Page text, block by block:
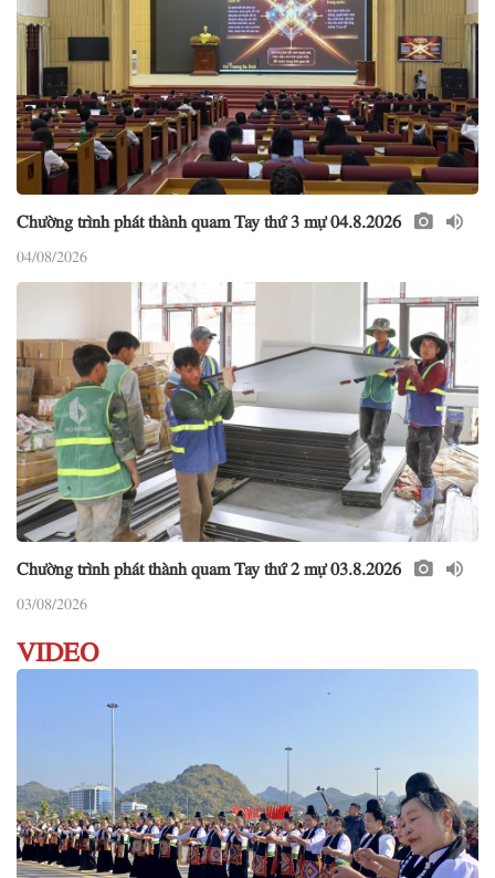
Chường trình phát thành quam Tay thứ 3 mự 04.8.2026
04/08/2026
Chường trình phát thành quam Tay thứ 2 mự 03.8.2026
03/08/2026
VIDEO